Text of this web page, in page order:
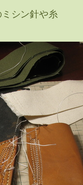
シン針や糸